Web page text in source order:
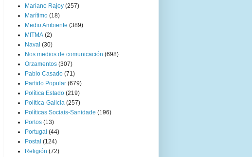
Mariano Rajoy (257)
Marítimo (18)
Medio Ambiente (389)
MITMA (2)
Naval (30)
Nos medios de comunicación (698)
Orzamentos (307)
Pablo Casado (71)
Partido Popular (679)
Política Estado (219)
Política-Galicia (257)
Políticas Sociais-Sanidade (196)
Portos (13)
Portugal (44)
Postal (124)
Religión (72)